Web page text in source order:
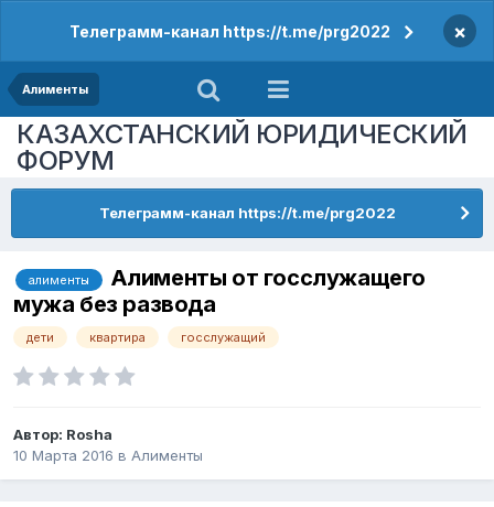
Телеграмм-канал https://t.me/prg2022 ×
Алименты
КАЗАХСТАНСКИЙ ЮРИДИЧЕСКИЙ
ФОРУМ
Телеграмм-канал https://t.me/prg2022
алименты
Алименты от госслужащего
мужа без развода
дети квартира госслужащий
Автор: Rosha
10 Марта 2016 в Алименты